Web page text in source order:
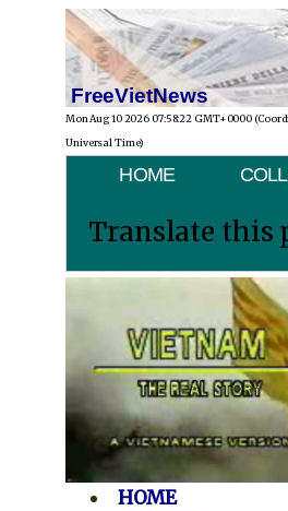
FreeVietNews
Mon Aug 10 2026 07:58:22 GMT+0000
Universal Time)
HOME
Translate this
HOME